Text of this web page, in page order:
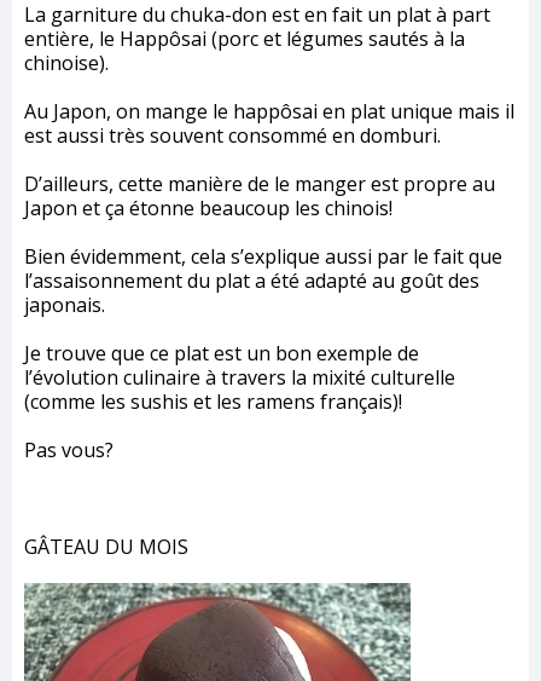
La garniture du chuka-don est en fait un plat à part
entière, le Happôsai (porc et légumes sautés à la
chinoise).
Au Japon, on mange le happôsai en plat unique mais il
est aussi très souvent consommé en domburi.
D’ailleurs, cette manière de le manger est propre au
Japon et ça étonne beaucoup les chinois!
Bien évidemment, cela s’explique aussi par le fait que
l’assaisonnement du plat a été adapté au goût des
japonais.
Je trouve que ce plat est un bon exemple de
l’évolution culinaire à travers la mixité culturelle
(comme les sushis et les ramens français)!
Pas vous?
GÂTEAU DU MOIS